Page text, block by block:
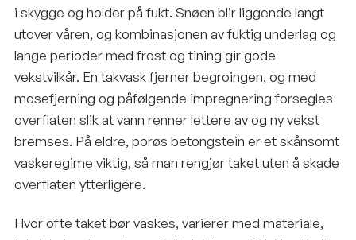
i skygge og holder på fukt. Snøen blir liggende langt
utover våren, og kombinasjonen av fuktig underlag og
lange perioder med frost og tining gir gode
vekstvilkår. En takvask fjerner begroingen, og med
mosefjerning og påfølgende impregnering forsegles
overflaten slik at vann renner lettere av og ny vekst
bremses. På eldre, porøs betongstein er et skånsomt
vaskeregime viktig, så man rengjør taket uten å skade
overflaten ytterligere.
Hvor ofte taket bør vaskes, varierer med materiale,